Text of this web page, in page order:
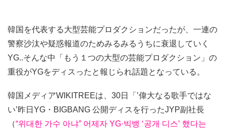
韓国を代表する大型芸能プロダクションだったが、一連の
警察沙汰や疑惑報道のためみるみるうちに衰退していく
YG..そんな中「もう１つの大型の芸能プロダクション」の
重役がYGをディスったと報じられ話題となっている。
韓国メディアWIKITREEは、30日「’偉大なる歌手ではな
い’昨日YG・BIGBANG 公開ディスを行ったJYP副社長
（“위대한 가수 아냐” 어제자 YG·빅뱅 ‘공개 디스’ 했다는